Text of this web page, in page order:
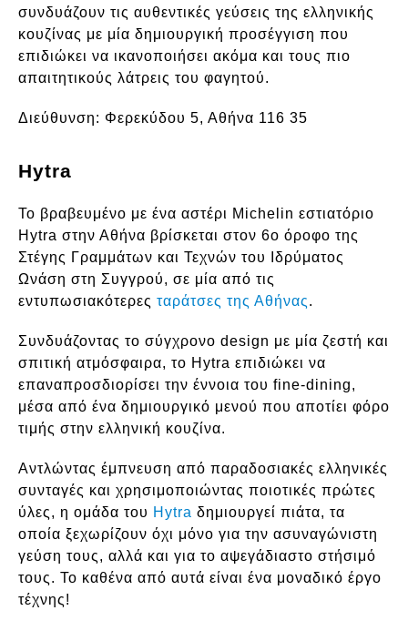
συνδυάζουν τις αυθεντικές γεύσεις της ελληνικής
κουζίνας με μία δημιουργική προσέγγιση που
επιδιώκει να ικανοποιήσει ακόμα και τους πιο
απαιτητικούς λάτρεις του φαγητού.
Διεύθυνση: Φερεκύδου 5, Αθήνα 116 35
Hytra
Το βραβευμένο με ένα αστέρι Michelin εστιατόριο
Hytra στην Αθήνα βρίσκεται στον 6ο όροφο της
Στέγης Γραμμάτων και Τεχνών του Ιδρύματος
Ωνάση στη Συγγρού, σε μία από τις
εντυπωσιακότερες ταράτσες της Αθήνας.
Συνδυάζοντας το σύγχρονο design με μία ζεστή και
σπιτική ατμόσφαιρα, το Hytra επιδιώκει να
επαναπροσδιορίσει την έννοια του fine-dining,
μέσα από ένα δημιουργικό μενού που αποτίει φόρο
τιμής στην ελληνική κουζίνα.
Αντλώντας έμπνευση από παραδοσιακές ελληνικές
συνταγές και χρησιμοποιώντας ποιοτικές πρώτες
ύλες, η ομάδα του Hytra δημιουργεί πιάτα, τα
οποία ξεχωρίζουν όχι μόνο για την ασυναγώνιστη
γεύση τους, αλλά και για το αψεγάδιαστο στήσιμό
τους. Το καθένα από αυτά είναι ένα μοναδικό έργο
τέχνης!